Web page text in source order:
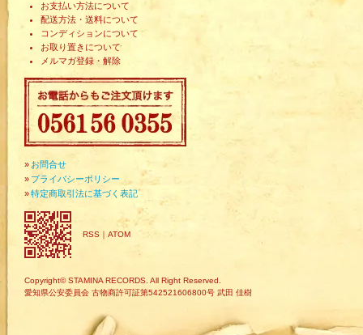
お支払い方法について
配送方法・送料について
コンディションについて
お取り置きについて
メルマガ登録・解除
» お問合せ
» プライバシーポリシー
»特定商取引法に基づく表記
RSS ｜ ATOM
Copyright© STAMINA RECORDS. All Right Reserved.
愛知県公安委員会 古物商許可証第542521606800号 武田 佳樹